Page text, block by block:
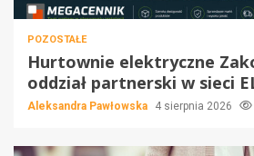
POZOSTAŁE
Hurtownie elektryczne
oddział partnerski w sieci
Aleksandra Pawłowska 4 sierpnia 2026